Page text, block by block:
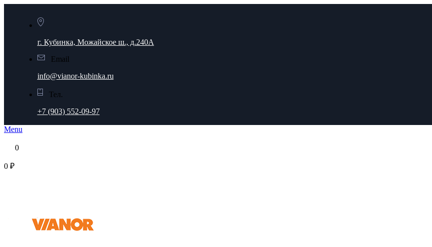
г. Кубинка, Можайское ш., д.240А
Email
info@vianor-kubinka.ru
Тел.
+7 (903) 552-09-97
Menu
0
0 ₽